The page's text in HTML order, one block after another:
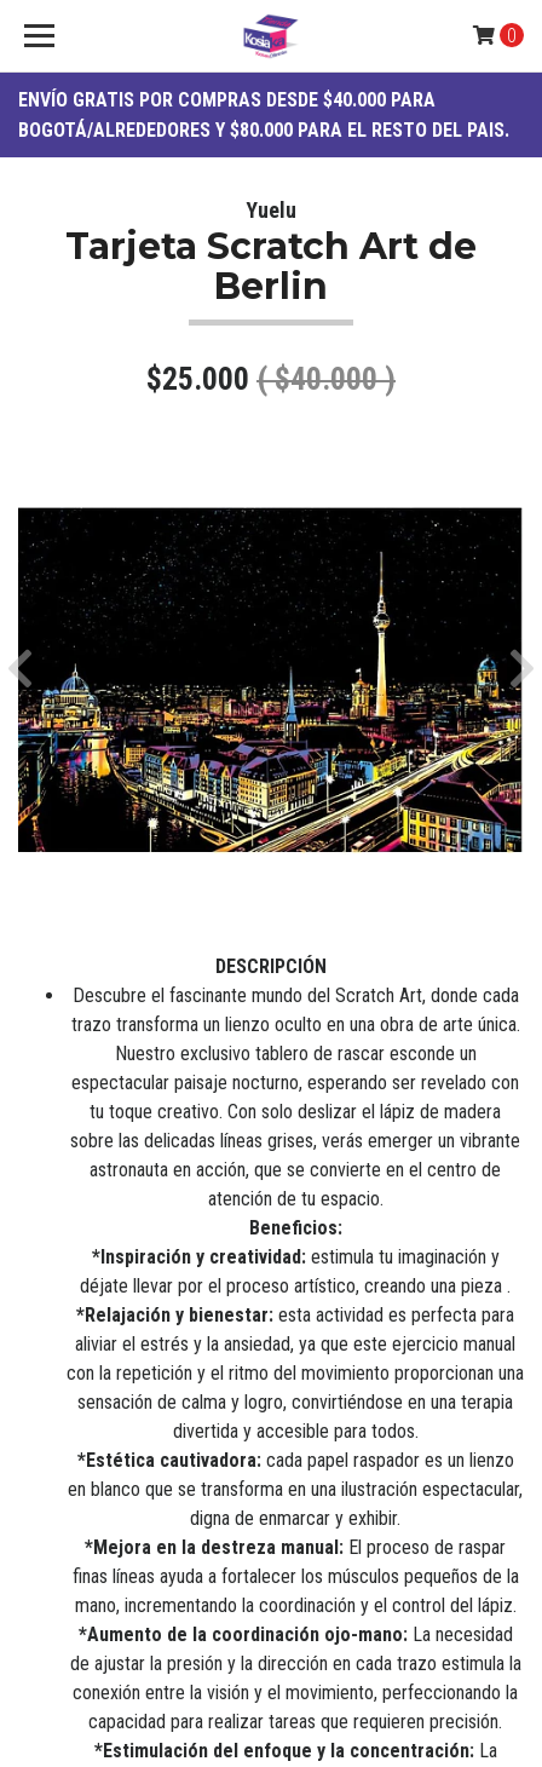
ENVÍO GRATIS POR COMPRAS DESDE $40.000 PARA
BOGOTÁ/ALREDEDORES Y $80.000 PARA EL RESTO DEL PAIS.
0
Yuelu
Tarjeta Scratch Art de
Berlin
$25.000 ( $40.000 )
Previous
DESCRIPCIÓN
Descubre el fascinante mundo del Scratch Art, donde cada
trazo transforma un lienzo oculto en una obra de arte única.
Nuestro exclusivo tablero de rascar esconde un
espectacular paisaje nocturno, esperando ser revelado con
tu toque creativo. Con solo deslizar el lápiz de madera
sobre las delicadas líneas grises, verás emerger un vibrante
astronauta en acción, que se convierte en el centro de
atención de tu espacio.
Beneficios:
*Inspiración y creatividad:estimula tu imaginación y
déjate llevar por el proceso artístico, creando una pieza .
*Relajación y bienestar: esta actividad es perfecta para
aliviar el estrés y la ansiedad, ya que este ejercicio manual
con la repetición y el ritmo del movimiento proporcionan una
sensación de calma y logro, convirtiéndose en una terapia
divertida y accesible para todos.
*Estética cautivadora: cada papel raspador es un lienzo
en blanco que se transforma en una ilustración espectacular,
digna de enmarcar y exhibir.
*Mejora en la destreza manual: El proceso de raspar
finas líneas ayuda a fortalecer los músculos pequeños de la
mano, incrementando la coordinación y el control del lápiz.
*Aumento de la coordinación ojo-mano:La necesidad
de ajustar la presión y la dirección en cada trazo estimula la
conexión entre la visión y el movimiento, perfeccionando la
capacidad para realizar tareas que requieren precisión.
*Estimulación del enfoque y la concentración:La